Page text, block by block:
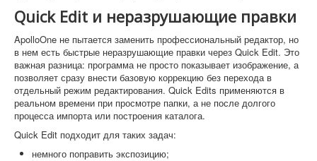
Quick Edit и неразрушающие правки
ApolloOne не пытается заменить профессиональный редактор, но
в нем есть быстрые неразрушающие правки через Quick Edit. Это
важная разница: программа не просто показывает изображение, а
позволяет сразу внести базовую коррекцию без перехода в
отдельный режим редактирования. Quick Edits применяются в
реальном времени при просмотре папки, а не после долгого
процесса импорта или построения каталога.
Quick Edit подходит для таких задач:
немного поправить экспозицию;